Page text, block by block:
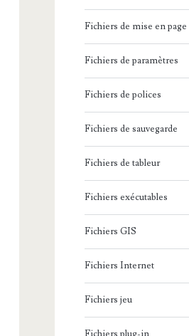
Fichiers de mise en page
Fichiers de paramètres
Fichiers de polices
Fichiers de sauvegarde
Fichiers de tableur
Fichiers exécutables
Fichiers GIS
Fichiers Internet
Fichiers jeu